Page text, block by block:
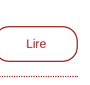
Lire